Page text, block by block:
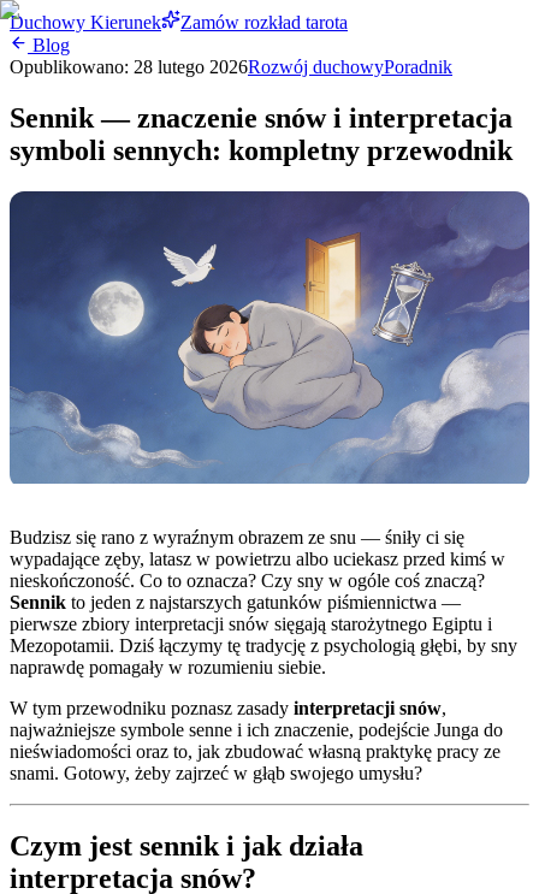
Duchowy Kierunek
Zamów rozkład tarota
Blog
Opublikowano: 28 lutego 2026Rozwój duchowyPoradnik
Sennik — znaczenie snów i interpretacja
symboli sennych: kompletny przewodnik
Budzisz się rano z wyraźnym obrazem ze snu — śniły ci się
wypadające zęby, latasz w powietrzu albo uciekasz przed kimś w
nieskończoność. Co to oznacza? Czy sny w ogóle coś znaczą?
Sennik to jeden z najstarszych gatunków piśmiennictwa —
pierwsze zbiory interpretacji snów sięgają starożytnego Egiptu i
Mezopotamii. Dziś łączymy tę tradycję z psychologią głębi, by sny
naprawdę pomagały w rozumieniu siebie.
W tym przewodniku poznasz zasady interpretacji snów,
najważniejsze symbole senne i ich znaczenie, podejście Junga do
nieświadomości oraz to, jak zbudować własną praktykę pracy ze
snami. Gotowy, żeby zajrzeć w głąb swojego umysłu?
Czym jest sennik i jak działa
interpretacja snów?